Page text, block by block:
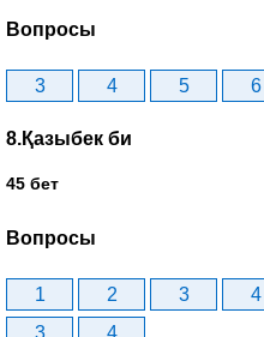
Вопросы
3 4 5 6
8.Қазыбек би
45 бет
Вопросы
1 2 3 4
3
4